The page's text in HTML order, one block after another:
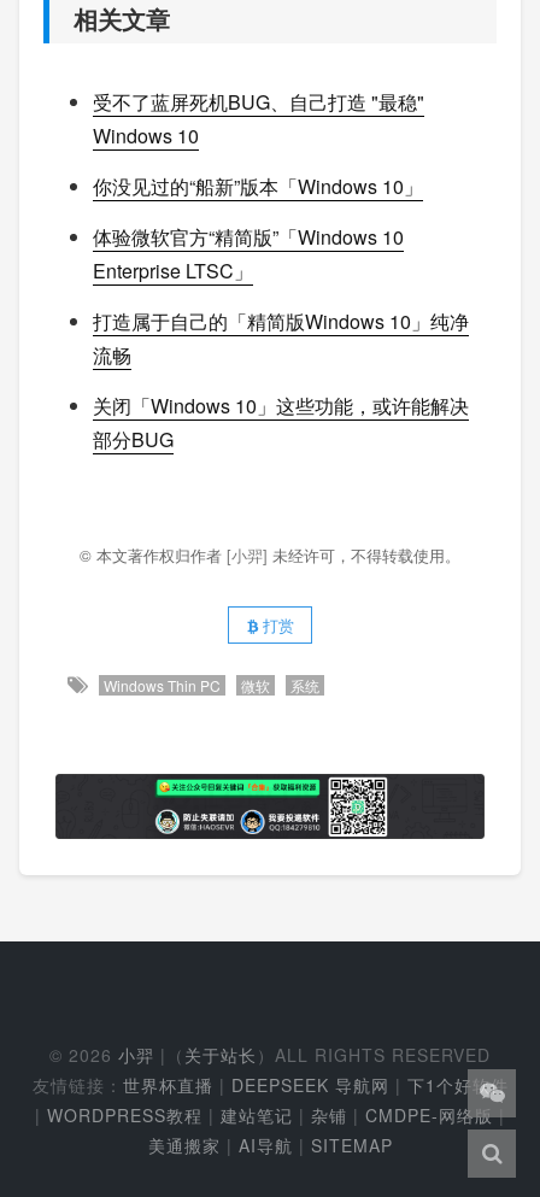
相关文章
受不了蓝屏死机BUG、自己打造 "最稳"
Windows 10
你没见过的“船新”版本「Windows 10」
体验微软官方“精简版”「Windows 10
Enterprise LTSC」
打造属于自己的「精简版Windows 10」纯净
流畅
关闭「Windows 10」这些功能，或许能解决
部分BUG
© 本文著作权归作者 [小羿] 未经许可，不得转载使用。
打赏
Windows Thin PC 微软 系统
© 2026 小羿 |（ 关于站长 ）ALL RIGHTS RESERVED
友情链接： 世界杯直播 | DEEPSEEK 导航网 | 下1个好软件
| WORDPRESS教程 | 建站笔记 | 杂铺 | CMDPE-网络版|
美通搬家 | AI导航 | SITEMAP